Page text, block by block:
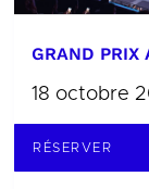
GRAND PRIX
18 octobre
RÉSERVER